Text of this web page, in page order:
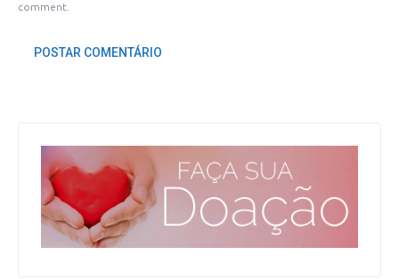
comment.
POSTAR COMENTÁRIO